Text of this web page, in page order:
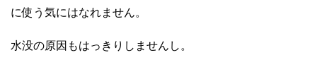
に使う気にはなれません。
水没の原因もはっきりしませんし。